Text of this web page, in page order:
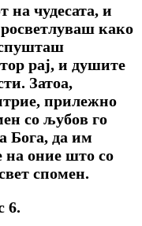
на чудесата, и
како
рај, и душите
Затоа,
прилежно
со љубов го
Бога, да им
на оние што со
спомен.
6.